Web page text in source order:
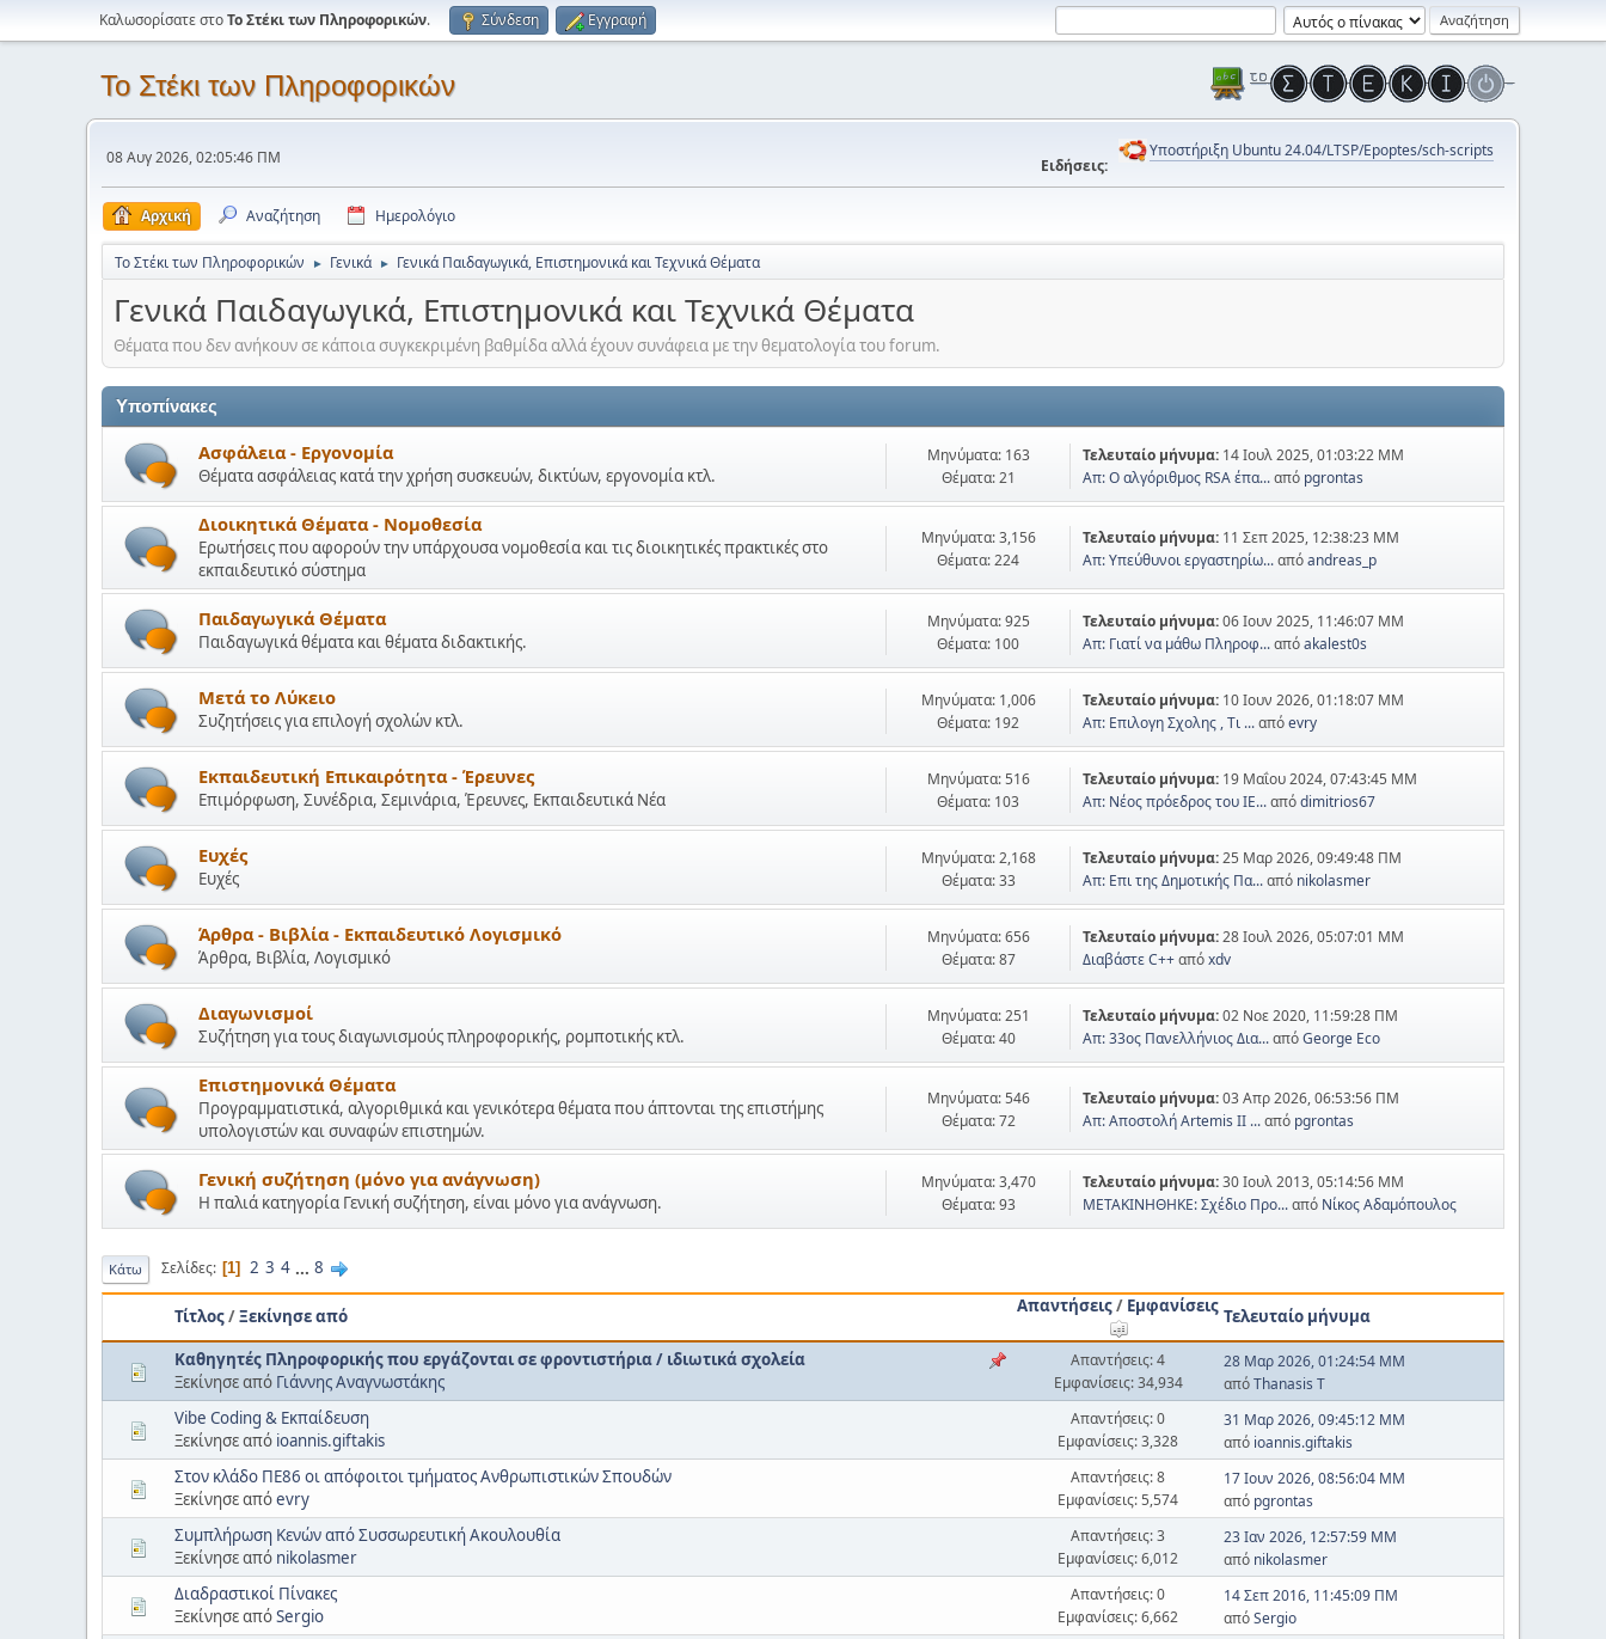
Καλωσορίσατε στοΤο Στέκι των Πληροφορικών. Σύνδεση Εγγραφή
Το Στέκι των Πληροφορικών
08 Αυγ 2026, 02:05:46 ΠΜ Ειδήσεις:
Υποστήριξη Ubuntu 24.04/LTSP/Epoptes/sch-scripts
Αρχική Αναζήτηση Ημερολόγιο
Το Στέκι των Πληροφορικών ► Γενικά ► Γενικά Παιδαγωγικά, Επιστημονικά και Τεχνικά Θέματα
Γενικά Παιδαγωγικά, Επιστημονικά και Τεχνικά Θέματα
Θέματα που δεν ανήκουν σε κάποια συγκεκριμένη βαθμίδα αλλά έχουν συνάφεια με την θεματολογία του forum.
Υποπίνακες
Ασφάλεια - Εργονομία
Θέματα ασφάλειας κατά την χρήση συσκευών, δικτύων, εργονομία κτλ.
Μηνύματα: 163
Θέματα: 21
Τελευταίο μήνυμα: 14 Ιουλ 2025, 01:03:22 ΜΜ
Απ: Ο αλγόριθμος RSA έπα...από pgrontas
Διοικητικά Θέματα - Νομοθεσία
Ερωτήσεις που αφορούν την υπάρχουσα νομοθεσία και τις διοικητικές πρακτικές στο
εκπαιδευτικό σύστημα
Μηνύματα: 3,156
Θέματα: 224
Τελευταίο μήνυμα: 11 Σεπ 2025, 12:38:23 ΜΜ
Απ: Υπεύθυνοι εργαστηρίω...απόandreas_p
Παιδαγωγικά Θέματα
Παιδαγωγικά θέματα και θέματα διδακτικής.
Μηνύματα: 925
Θέματα: 100
Τελευταίο μήνυμα:06 Ιουν 2025, 11:46:07 ΜΜ
Απ: Γιατί να μάθω Πληροφ...απόakalest0s
Μετά το Λύκειο
Συζητήσεις για επιλογή σχολών κτλ.
Μηνύματα: 1,006
Θέματα: 192
Τελευταίο μήνυμα: 10 Ιουν 2026, 01:18:07 ΜΜ
Απ: Επιλογη Σχολης , Τι ...απόevry
Εκπαιδευτική Επικαιρότητα - Έρευνες
Επιμόρφωση, Συνέδρια, Σεμινάρια, Έρευνες, Εκπαιδευτικά Νέα
Μηνύματα: 516
Θέματα: 103
Τελευταίο μήνυμα: 19 Μαΐου 2024, 07:43:45 ΜΜ
Απ: Νέος πρόεδρος του ΙΕ...απόdimitrios67
Ευχές
Ευχές
Μηνύματα: 2,168
Θέματα: 33
Τελευταίο μήνυμα:25 Μαρ 2026, 09:49:48 ΠΜ
Απ: Επι της Δημοτικής Πα...από nikolasmer
Άρθρα - Βιβλία - Εκπαιδευτικό Λογισμικό
Άρθρα, Βιβλία, Λογισμικό
Μηνύματα: 656
Θέματα: 87
Τελευταίο μήνυμα:28 Ιουλ 2026, 05:07:01 ΜΜ
Διαβάστε C++απόxdv
Διαγωνισμοί
Συζήτηση για τους διαγωνισμούς πληροφορικής, ρομποτικής κτλ.
Μηνύματα: 251
Θέματα: 40
Τελευταίο μήνυμα:02 Νοε 2020, 11:59:28 ΠΜ
Απ: 33ος Πανελλήνιος Δια...απόGeorge Eco
Επιστημονικά Θέματα
Προγραμματιστικά, αλγοριθμικά και γενικότερα θέματα που άπτονται της επιστήμης
υπολογιστών και συναφών επιστημών.
Μηνύματα: 546
Θέματα: 72
Τελευταίο μήνυμα:03 Απρ 2026, 06:53:56 ΠΜ
Απ: Αποστολή Artemis II ...από pgrontas
Γενική συζήτηση (μόνο για ανάγνωση)
Η παλιά κατηγορία Γενική συζήτηση, είναι μόνο για ανάγνωση.
Μηνύματα: 3,470
Θέματα: 93
Τελευταίο μήνυμα:30 Ιουλ 2013, 05:14:56 ΜΜ
ΜΕΤΑΚΙΝΗΘΗΚΕ: Σχέδιο Προ...από Νίκος Αδαμόπουλος
Κάτω Σελίδες 1 2 3 4 ... 8
Τίτλος/Ξεκίνησε από
Απαντήσεις/ Εμφανίσεις
Τελευταίο μήνυμα
Καθηγητές Πληροφορικής που εργάζονται σε φροντιστήρια / ιδιωτικά σχολεία
Ξεκίνησε από Γιάννης Αναγνωστάκης
Απαντήσεις: 4
Εμφανίσεις: 34,934
28 Μαρ 2026, 01:24:54 ΜΜ
απόThanasis T
Vibe Coding & Εκπαίδευση
Ξεκίνησε από ioannis.giftakis
Απαντήσεις: 0
Εμφανίσεις: 3,328
31 Μαρ 2026, 09:45:12 ΜΜ
από ioannis.giftakis
Στον κλάδο ΠΕ86 οι απόφοιτοι τμήματος Ανθρωπιστικών Σπουδών
Ξεκίνησε απόevry
Απαντήσεις: 8
Εμφανίσεις: 5,574
17 Ιουν 2026, 08:56:04 ΜΜ
από pgrontas
Συμπλήρωση Κενών από Συσσωρευτική Ακουλουθία
Ξεκίνησε από nikolasmer
Απαντήσεις: 3
Εμφανίσεις: 6,012
23 Ιαν 2026, 12:57:59 ΜΜ
από nikolasmer
Διαδραστικοί Πίνακες
Ξεκίνησε απόSergio
Απαντήσεις: 0
Εμφανίσεις: 6,662
14 Σεπ 2016, 11:45:09 ΠΜ
απόSergio